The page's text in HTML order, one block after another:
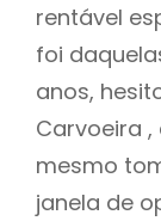
rentável
foi
anos,
Carvoeira
mesmo
janela de